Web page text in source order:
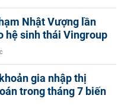
Nhật Vượng lần
hệ sinh thái Vingroup
gia nhập thị
trong tháng 7 biến